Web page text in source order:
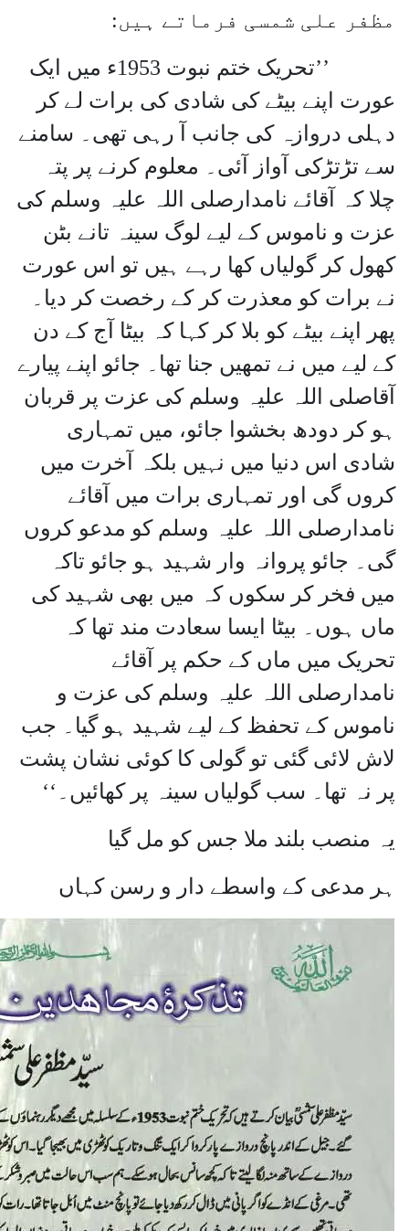
مظفر علی شمسی فرماتے ہیں:
’’تحریک ختم نبوت 1953ء میں ایک
عورت اپنے بیٹے کی شادی کی برات لے کر
دہلی دروازہ کی جانب آ رہی تھی۔ سامنے
سے تڑتڑکی آواز آئی۔ معلوم کرنے پر پتہ
چلا کہ آقائے نامدارصلی اللہ علیہ وسلم کی
عزت و ناموس کے لیے لوگ سینہ تانے بٹن
کھول کر گولیاں کھا رہے ہیں تو اس عورت
نے برات کو معذرت کر کے رخصت کر دیا۔
پھر اپنے بیٹے کو بلا کر کہا کہ بیٹا آج کے دن
کے لیے میں نے تمھیں جنا تھا۔ جائو اپنے پیارے
آقاصلی اللہ علیہ وسلم کی عزت پر قربان
ہو کر دودھ بخشوا جائو، میں تمہاری
شادی اس دنیا میں نہیں بلکہ آخرت میں
کروں گی اور تمہاری برات میں آقائے
نامدارصلی اللہ علیہ وسلم کو مدعو کروں
گی۔ جائو پروانہ وار شہید ہو جائو تاکہ
میں فخر کر سکوں کہ میں بھی شہید کی
ماں ہوں۔ بیٹا ایسا سعادت مند تھا کہ
تحریک میں ماں کے حکم پر آقائے
نامدارصلی اللہ علیہ وسلم کی عزت و
ناموس کے تحفظ کے لیے شہید ہو گیا۔ جب
لاش لائی گئی تو گولی کا کوئی نشان پشت
پر نہ تھا۔ سب گولیاں سینہ پر کھائیں۔‘‘
یہ منصب بلند ملا جس کو مل گیا
ہر مدعی کے واسطے دار و رسن کہاں